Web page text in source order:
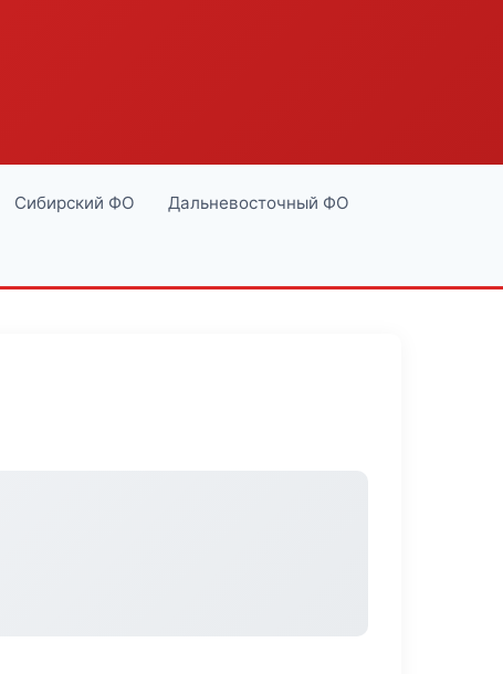
Сибирский ФО Дальневосточный ФО